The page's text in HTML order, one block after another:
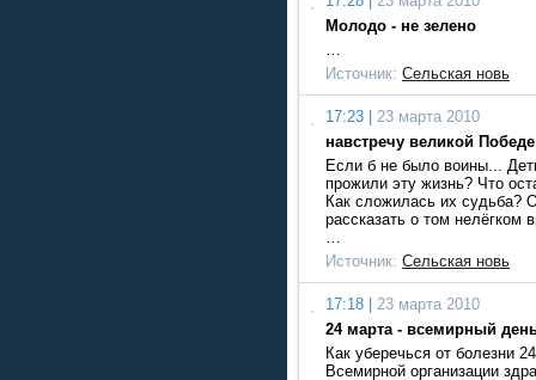
Молодо - не зелено
…
Источник: Сельская новь
17:23 |
23 марта 2010
навстречу великой Победе
Если б не было воины...
прожили эту жизнь? Что
Как сложилась их судьба?
рассказать о том нелёгком
…
Источник: Сельская новь
17:18 |
23 марта 2010
24 марта - всемирный
Как уберечься от болезни
Всемирной организации